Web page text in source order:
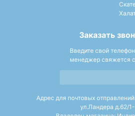
Заказать
Введите свой
менеджер свяжется
Адрес для почтовых
ул.Ландера д.62/